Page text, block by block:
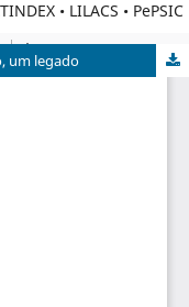
• LILACS • PePSIC
um legado